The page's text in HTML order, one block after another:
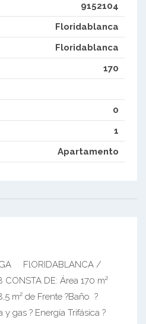
9152104
Floridablanca
Floridablanca
170
0
1
Apartamento
FlORIDABLANCA /
DE: Área 170 m²
m² de Frente ?Baño ?
gas ? Energía Trifásica ?